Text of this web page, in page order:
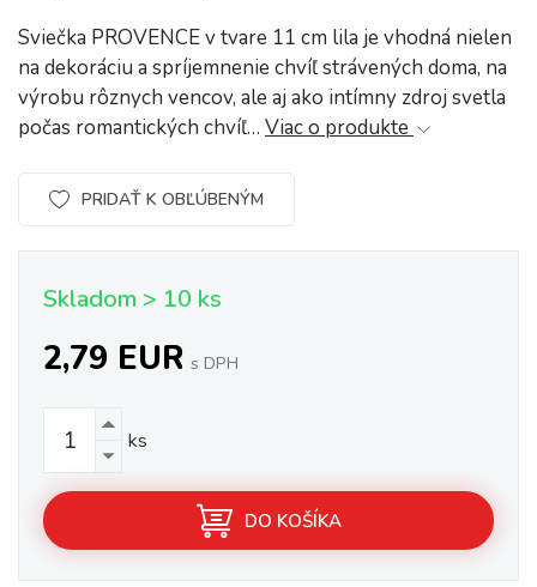
Sviečka PROVENCE v tvare 11 cm lila je vhodná nielen
na dekoráciu a spríjemnenie chvíľ strávených doma, na
výrobu rôznych vencov, ale aj ako intímny zdroj svetla
počas romantických chvíľ… Viac o produkte
PRIDAŤ K OBĽÚBENÝM
Skladom > 10 ks
2,79 EUR s DPH
ks
DO KOŠÍKA